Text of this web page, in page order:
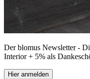
Der blomus Newsletter -
Interior + 5% als
Hier anmelden